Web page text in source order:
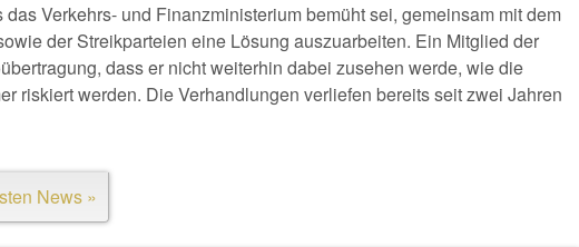
Verkehrs- und Finanzministerium bemüht sei, gemeinsam mit dem
der Streikparteien eine Lösung auszuarbeiten. Ein Mitglied der
dass er nicht weiterhin dabei zusehen werde, wie die
riskiert werden. Die Verhandlungen verliefen bereits seit zwei Jahren
News »